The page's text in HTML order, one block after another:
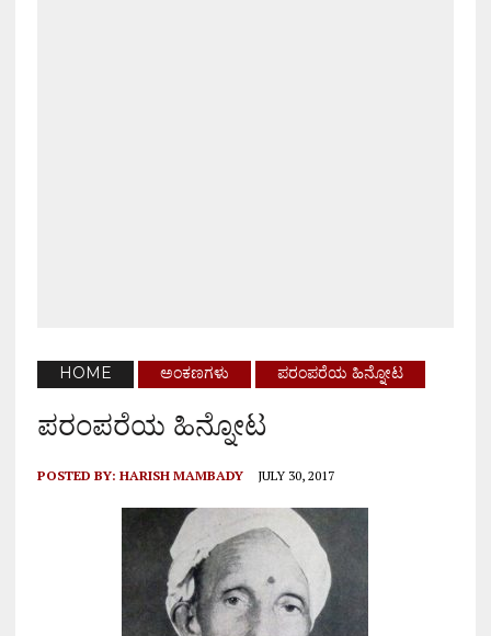
HOME ಅಂಕಣಗಳು ಪರಂಪರೆಯ ಹಿನ್ನೋಟ
ಪರಂಪರೆಯ ಹಿನ್ನೋಟ
POSTED BY: HARISH MAMBADY JULY 30, 2017